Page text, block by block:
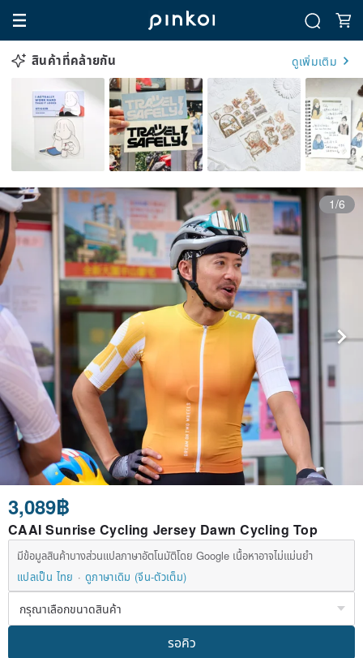
สินค้าที่คล้ายกัน ดูเพิ่มเติม
1/6
3,089฿
CAAI Sunrise Cycling Jersey Dawn Cycling Top
มีข้อมูลสินค้าบางส่วนแปลภาษาอัตโนมัติโดย Google เนื้อหาอาจไม่แม่นยำ
แปลเป็น ไทย
ดูภาษาเดิม (จีน-ตัวเต็ม)
รอคิว